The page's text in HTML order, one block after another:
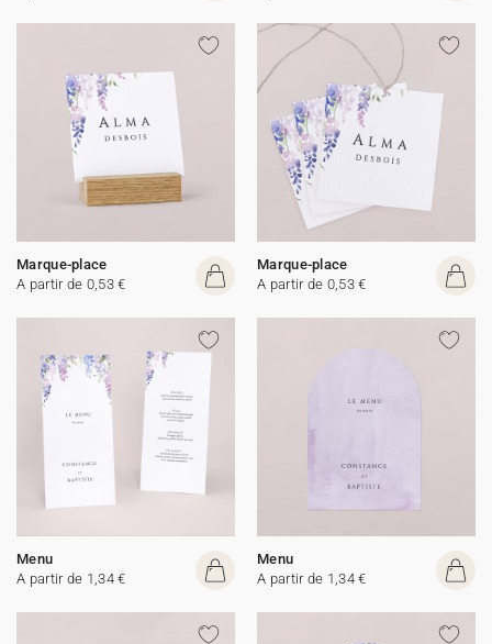
Marque-place
A partir de 0,53 €
Marque-place
A partir de 0,53 €
Menu
A partir de 1,34 €
Menu
A partir de 1,34 €